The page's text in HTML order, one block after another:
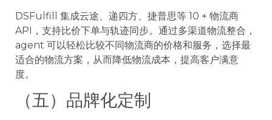
DSFulfill 集成云途、递四方、捷普思等 10 + 物流商
API，支持比价下单与轨迹同步。通过多渠道物流整合，
agent 可以轻松比较不同物流商的价格和服务，选择最
适合的物流方案，从而降低物流成本，提高客户满意
度。
（五）品牌化定制